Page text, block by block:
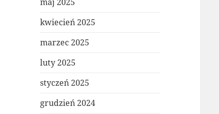
kwiecień 2025
marzec 2025
luty 2025
styczeń 2025
grudzień 2024